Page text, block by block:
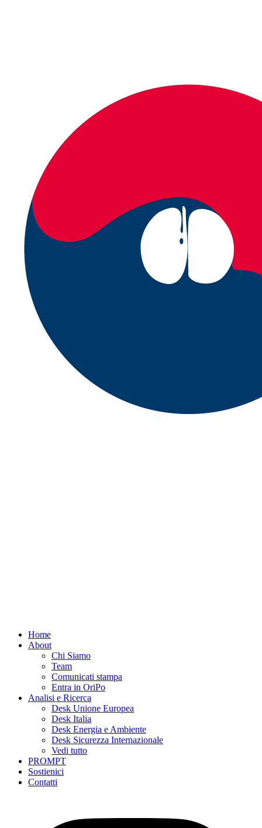
Home
About
Chi Siamo
Team
Comunicati stampa
Entra in OriPo
Analisi e Ricerca
Desk Unione Europea
Desk Italia
Desk Energia e Ambiente
Desk Sicurezza Internazionale
Vedi tutto
PROMPT
Sostienici
Contatti